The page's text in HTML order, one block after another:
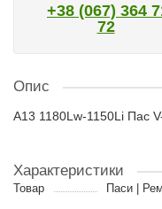
+38 (067) 364
72
Опис
A13 1180Lw-1150Li Пас
Характеристики
Товар Паси |